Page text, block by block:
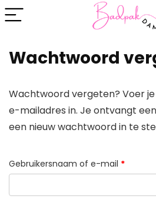
Wachtwoord
Wachtwoord vergeten? Voer
e-mailadres in. Je ontvangt
een nieuw wachtwoord in te
Gebruikersnaam of e-mail *Vereist